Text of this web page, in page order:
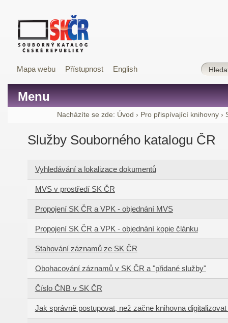
Mapa webu Přístupnost English
Menu
Nacházíte se zde: Úvod › Pro přispívající knihovny ›
Služby Souborného katalogu ČR
Vyhledávání a lokalizace dokumentů
MVS v prostředí SK ČR
Propojení SK ČR a VPK - objednání MVS
Propojení SK ČR a VPK - objednání kopie článku
Stahování záznamů ze SK ČR
Obohacování záznamů v SK ČR a "přidané služby"
Číslo ČNB v SK ČR
Jak správně postupovat, než začne knihovna